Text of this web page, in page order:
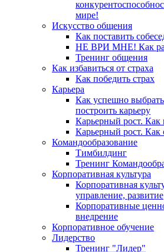
мире!
Искусство общения
Как поставить
НЕ ВРИ МНЕ! Как
Тренинг общения
Как избавиться от страха
Как победить страх
Карьера
Как успешно
построить карьеру
Карьерный рост.
Карьерный рост. Как
Командообразование
Тимбилдинг
Тренинг
Корпоративная культура
Корпоративная
управление, развитие
Корпоративные
внедрение
Корпоративное обучение
Лидерство
Тренинг "Лидер"